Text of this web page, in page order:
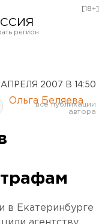
[18+]
АПРЕЛЯ 2007 В 14:50
Ольга Беляева
в Екатеринбурге